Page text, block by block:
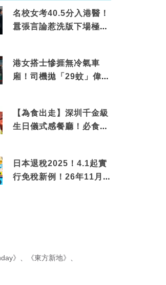
名校女考40.5分入港醫！
囂張言論惹洗版下場極震
港女搭士慘捱無冷氣車
廂！司機拋「29蚊」偉論
【為食出走】深圳千金級
生日儀式感餐廳！必食失
日本退稅2025！4.1起實
行免稅新例！26年11月
》 《東方新地》